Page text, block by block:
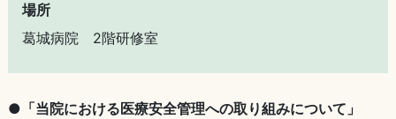
場所
葛城病院 2階研修室
●「当院における医療安全管理への取り組みについて」